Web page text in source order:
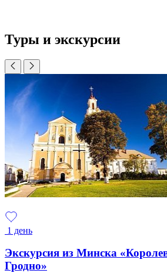
Туры и экскурсии
1 день
Экскурсия из Минска
Гродно»